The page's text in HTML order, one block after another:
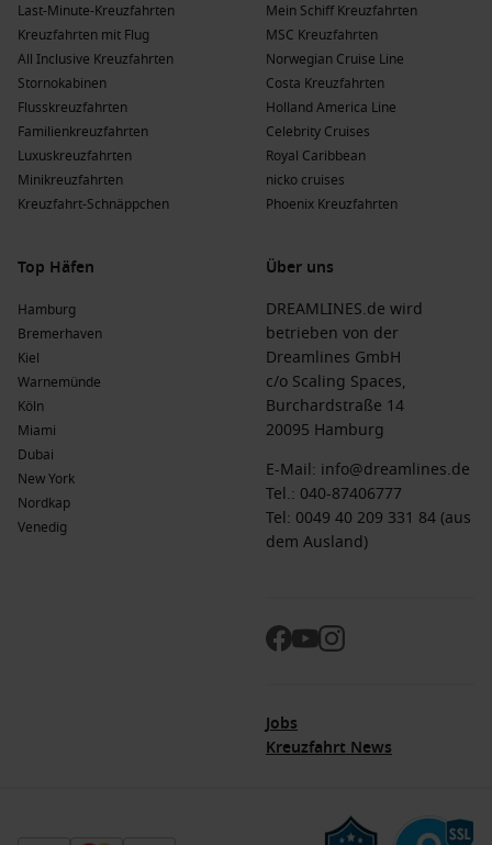
Last-Minute-Kreuzfahrten
Kreuzfahrten mit Flug
All Inclusive Kreuzfahrten
Stornokabinen
Flusskreuzfahrten
Familienkreuzfahrten
Luxuskreuzfahrten
Minikreuzfahrten
Kreuzfahrt-Schnäppchen
Mein Schiff Kreuzfahrten
MSC Kreuzfahrten
Norwegian Cruise Line
Costa Kreuzfahrten
Holland America Line
Celebrity Cruises
Royal Caribbean
nicko cruises
Phoenix Kreuzfahrten
Top Häfen
Hamburg
Bremerhaven
Kiel
Warnemünde
Köln
Miami
Dubai
New York
Nordkap
Venedig
Über uns
DREAMLINES.de wird
betrieben von der
Dreamlines GmbH
c/o Scaling Spaces,
Burchardstraße 14
20095 Hamburg
E-Mail: info@dreamlines.de
Tel.: 040-87406777
Tel: 0049 40 209 331 84 (aus
dem Ausland)
Jobs
Kreuzfahrt News